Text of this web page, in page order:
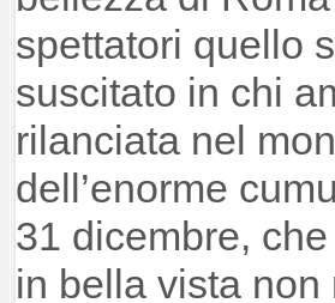
spettatori quello
suscitato in chi
rilanciata nel
dell’enorme
31 dicembre,
in bella vista